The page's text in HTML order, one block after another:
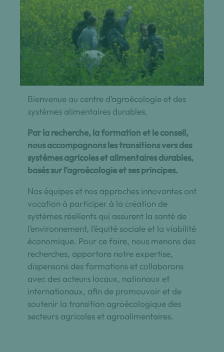
Bienvenue au centre d’agroécologie et des
systèmes alimentaires durables.
Par la recherche, la formation et le conseil,
nous accompagnons les transitions vers des
systèmes agricoles et alimentaires durables,
basés sur l’agroécologie et ses principes.
Nos équipes et nos approches innovantes ont
vocation à participer à la création de
systèmes résilients qui assurent la santé de
l’environnement, l’équité sociale et la viabilité
économique. Pour ce faire, nous menons des
recherches, apportons notre expertise,
dispensons des formations et collaborons
avec des acteurs locaux, nationaux et
internationaux, afin de promouvoir et de
soutenir la transition agroécologique des
secteurs agricoles et agroalimentaires.